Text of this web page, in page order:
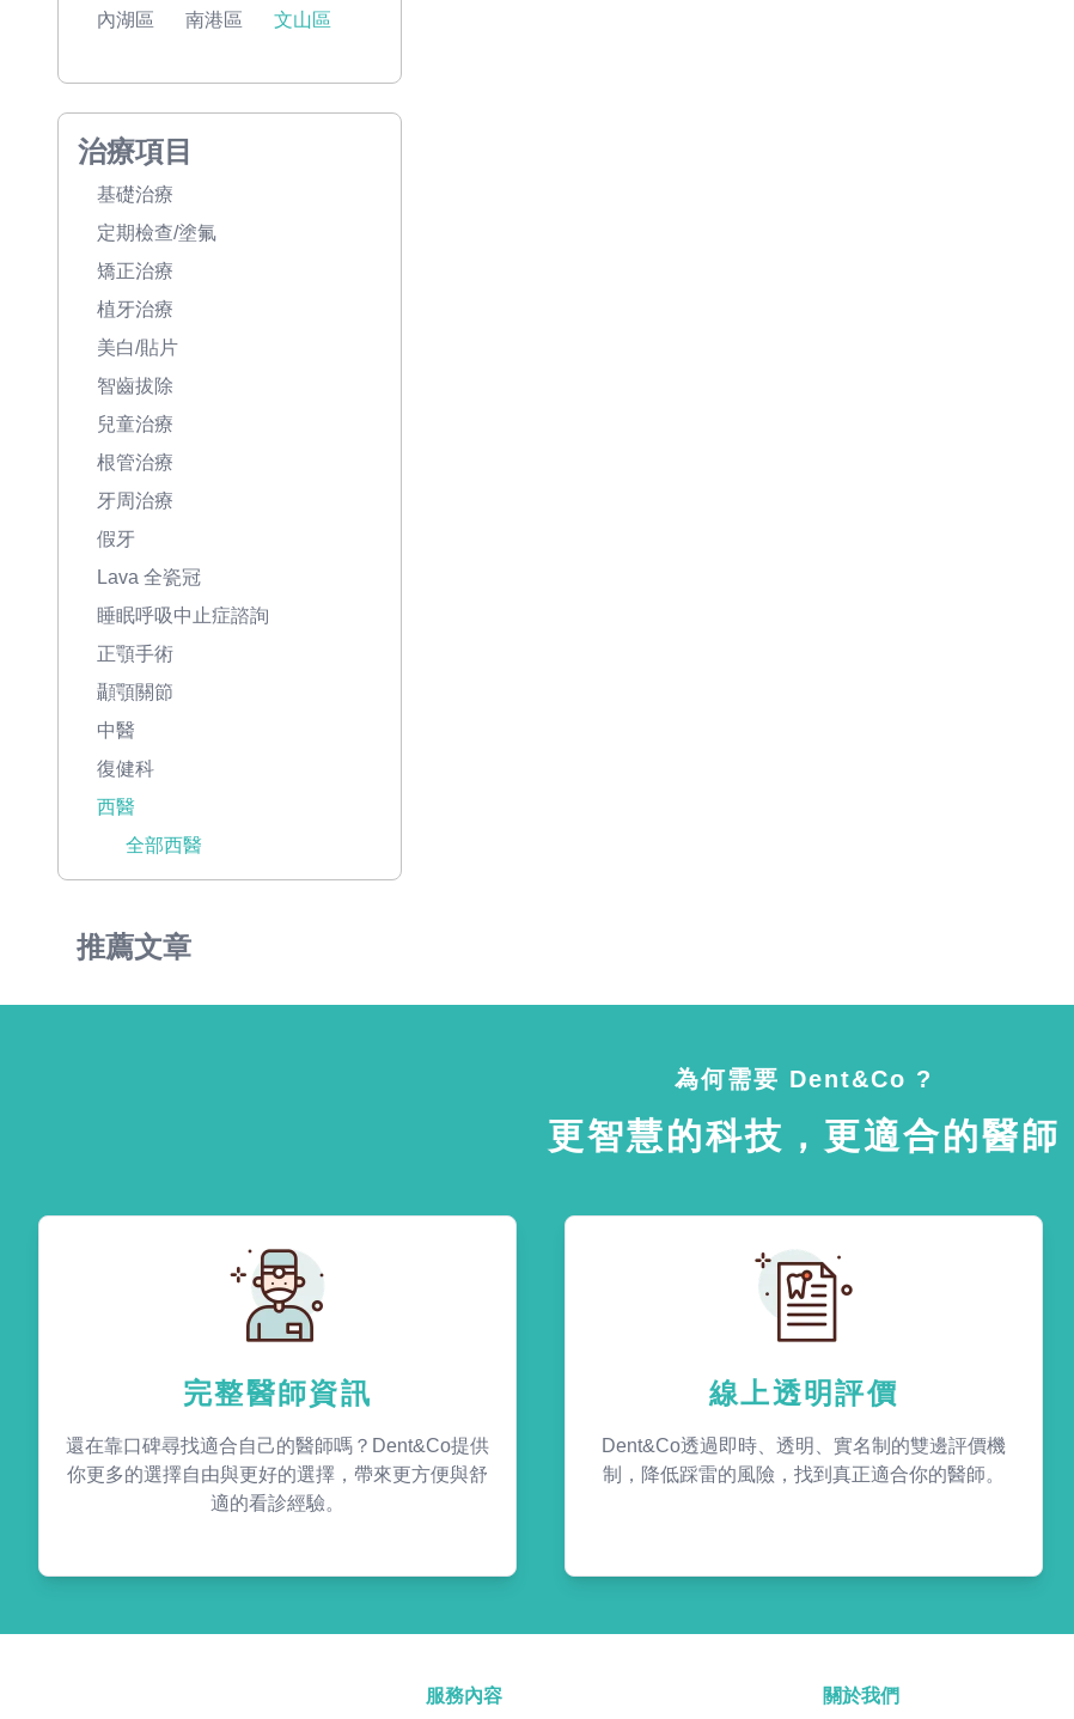
內湖區 南港區 文山區
治療項目
基礎治療
定期檢查/塗氟
矯正治療
植牙治療
美白/貼片
智齒拔除
兒童治療
根管治療
牙周治療
假牙
Lava 全瓷冠
睡眠呼吸中止症諮詢
正顎手術
顳顎關節
中醫
復健科
西醫
全部西醫
推薦文章
為何需要 Dent&Co ?
更智慧的科技，更適合的醫師
完整醫師資訊
還在靠口碑尋找適合自己的醫師嗎？Dent&Co提供
你更多的選擇自由與更好的選擇，帶來更方便與舒
適的看診經驗。
線上透明評價
Dent&Co透過即時、透明、實名制的雙邊評價機
制，降低踩雷的風險，找到真正適合你的醫師。
服務內容 關於我們